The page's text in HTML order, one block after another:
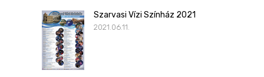
Szarvasi Vízi Színház 2021
2021.06.11.